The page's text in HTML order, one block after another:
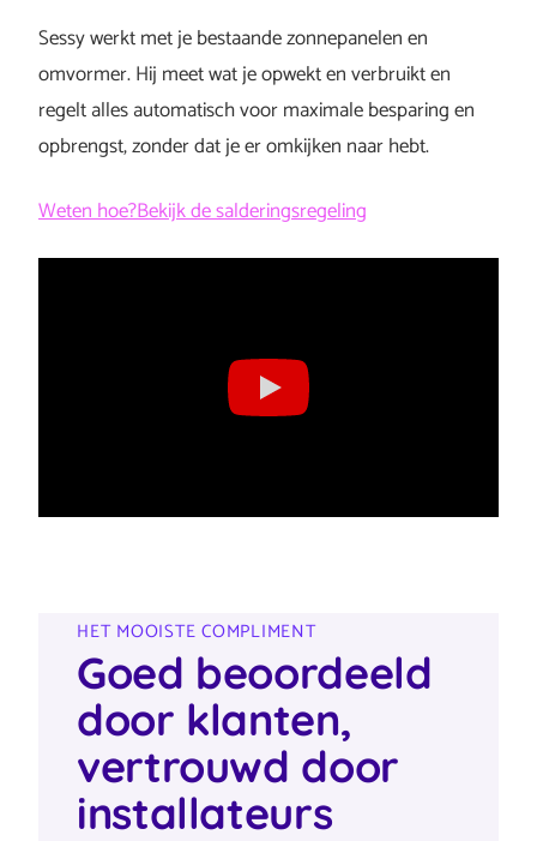
Sessy werkt met je bestaande zonnepanelen en
omvormer. Hij meet wat je opwekt en verbruikt en
regelt alles automatisch voor maximale besparing en
opbrengst, zonder dat je er omkijken naar hebt.
Weten hoe?Bekijk de salderingsregeling
HET MOOISTE COMPLIMENT
Goed beoordeeld
door klanten,
vertrouwd door
installateurs